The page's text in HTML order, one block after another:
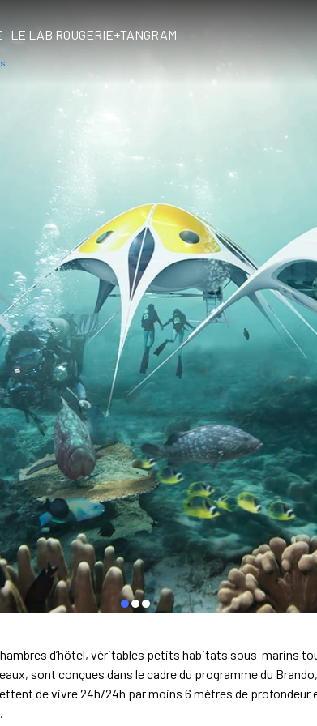
LE LAB ROUGERIE+TANGRAM
d’hôtel, véritables petits habitats sous-marins
sont conçues dans le cadre du programme du
de vivre 24h/24h par moins 6 mètres de profondeur